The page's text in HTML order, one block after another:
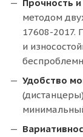
Прочность
методом
17608-2017.
и
Удобство